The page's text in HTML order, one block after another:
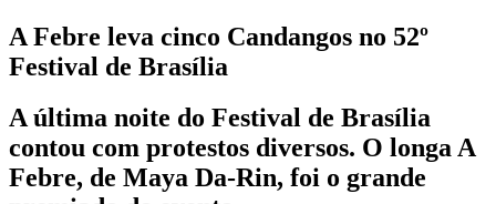
A Febre leva cinco Candangos no 52º
Festival de Brasília
A última noite do Festival de Brasília
contou com protestos diversos. O longa A
Febre, de Maya Da-Rin, foi o grande